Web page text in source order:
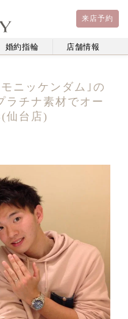
来店予約
婚約指輪 店舗情報
ニッケンダム｣の
ラチナ素材でオー
仙台店)